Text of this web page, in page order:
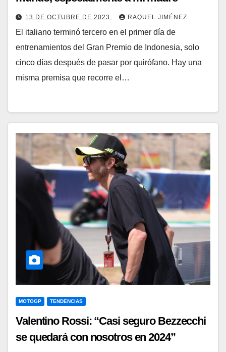
13 DE OCTUBRE DE 2023 RAQUEL JIMÉNEZ
El italiano terminó tercero en el primer día de
entrenamientos del Gran Premio de Indonesia, solo
cinco días después de pasar por quirófano. Hay una
misma premisa que recorre el…
MOTOGP TENDENCIAS
Valentino Rossi: “Casi seguro Bezzecchi
se quedará con nosotros en 2024”